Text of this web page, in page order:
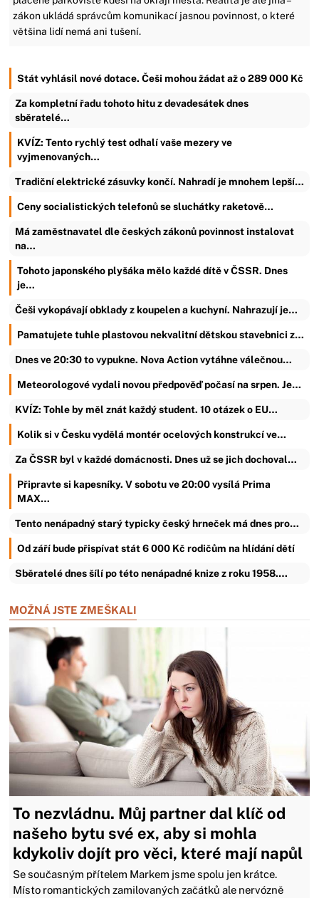
zákon ukládá správcům komunikací jasnou povinnost, o které
většina lidí nemá ani tušení.
Stát vyhlásil nové dotace. Češi mohou žádat až o 289 000 Kč
Za kompletní řadu tohoto hitu z devadesátek dnes
sběratelé…
KVÍZ: Tento rychlý test odhalí vaše mezery ve
vyjmenovaných…
Tradiční elektrické zásuvky končí. Nahradí je mnohem lepší…
Ceny socialistických telefonů se sluchátky raketově…
Má zaměstnavatel dle českých zákonů povinnost instalovat
na…
Tohoto japonského plyšáka mělo každé dítě v ČSSR. Dnes
je…
Češi vykopávají obklady z koupelen a kuchyní. Nahrazují je…
Pamatujete tuhle plastovou nekvalitní dětskou stavebnici z…
Dnes ve 20:30 to vypukne. Nova Action vytáhne válečnou…
Meteorologové vydali novou předpověď počasí na srpen. Je…
KVÍZ: Tohle by měl znát každý student. 10 otázek o EU…
Kolik si v Česku vydělá montér ocelových konstrukcí ve…
Za ČSSR byl v každé domácnosti. Dnes už se jich dochoval…
Připravte si kapesníky. V sobotu ve 20:00 vysílá Prima
MAX…
Tento nenápadný starý typicky český hrneček má dnes pro…
Od září bude přispívat stát 6 000 Kč rodičům na hlídání dětí
Sběratelé dnes šílí po této nenápadné knize z roku 1958.…
MOŽNÁ JSTE ZMEŠKALI
To nezvládnu. Můj partner dal klíč od
našeho bytu své ex, aby si mohla
kdykoliv dojít pro věci, které mají napůl
Se současným přítelem Markem jsme spolu jen krátce.
Místo romantických zamilovaných začátků ale nervózně